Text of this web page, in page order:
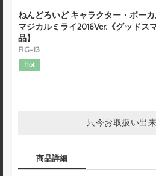
ねんどろいど キャラクター・ボー
マジカルミライ2016Ver.《グッドス
品】
FIG-13
Hot
只今お取扱い出
商品詳細